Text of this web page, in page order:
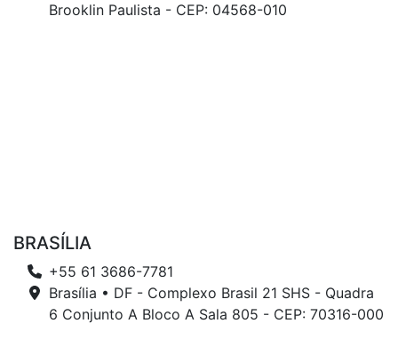
Brooklin Paulista - CEP: 04568-010
BRASÍLIA
+55 61 3686-7781
Brasília • DF - Complexo Brasil 21 SHS - Quadra
6 Conjunto A Bloco A Sala 805 - CEP: 70316-000